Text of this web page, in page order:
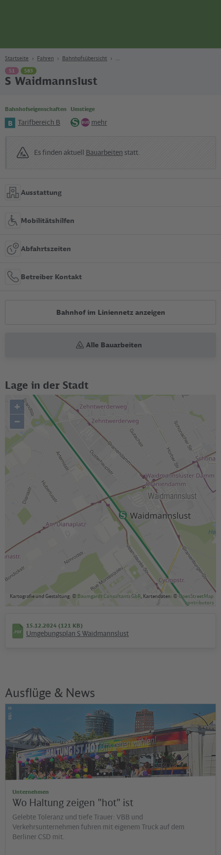
Startseite Fahren Bahnhofsübersicht
S1 S85
S Waidmannslust
Bahnhofseigenschaften
B Tarifbereich B
Umstiege
mehr
Es finden aktuell Bauarbeiten statt.
Ausstattung
Mobilitätshilfen
Abfahrtszeiten
Betreiber Kontakt
Bahnhof im Liniennetz anzeigen
Alle Bauarbeiten
Lage in der Stadt
+
–
Kartografie und Gestaltung: © Baumgardt Consultants GbR , Kartendaten: ©OpenStreetMap
contributors
15.12.2024 (121 KB)
Umgebungsplan S Waidmannslust
Ausflüge & News
©
VBB
Unternehmen
Wo Haltung zeigen "hot" ist
Gelebte Toleranz und tiefe Trauer: VBB und
Verkehrsunternehmen fuhren mit eigenem Truck auf dem
Berliner CSD mit.